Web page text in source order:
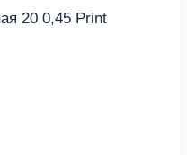
20 0,45 Print